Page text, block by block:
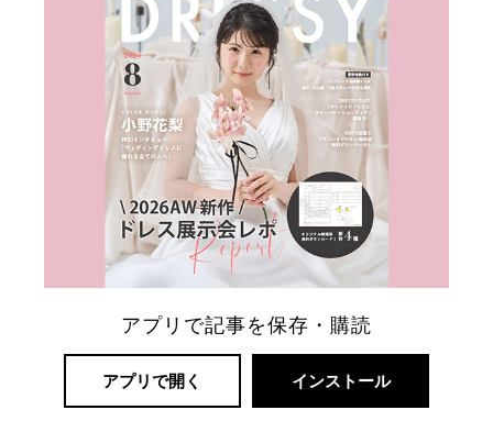
アプリで記事を保存・購読
アプリで開く インストール
リ
ゾ